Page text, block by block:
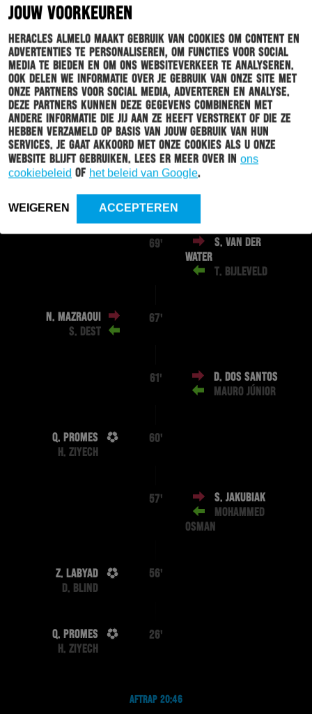
JOUW VOORKEUREN
Heracles Almelo maakt gebruik van cookies om content en
advertenties te personaliseren, om functies voor social
media te bieden en om ons websiteverkeer te analyseren.
Ook delen we informatie over je gebruik van onze site met
onze partners voor social media, adverteren en analyse.
Deze partners kunnen deze gegevens combineren met
andere informatie die jij aan ze heeft verstrekt of die ze
hebben verzameld op basis van jouw gebruik van hun
services. Je gaat akkoord met onze cookies als u onze
website blijft gebruiken. Lees er meer over in ons
cookiebeleid of het beleid van Google.
WEIGEREN ACCEPTEREN
K. HUNTELAAR
S. DEST
87'
H. ZIYECH
R. MARIN
81'
K. HUNTELAAR
69'
S. VAN DER
WATER
T. BIJLEVELD
N. MAZRAOUI
S. DEST
67'
61'
D. DOS SANTOS
MAURO JÚNIOR
Q. PROMES
H. ZIYECH
60'
57'
S. JAKUBIAK
MOHAMMED
OSMAN
Z. LABYAD
D. BLIND
56'
Q. PROMES
H. ZIYECH
26'
AFTRAP 20:46